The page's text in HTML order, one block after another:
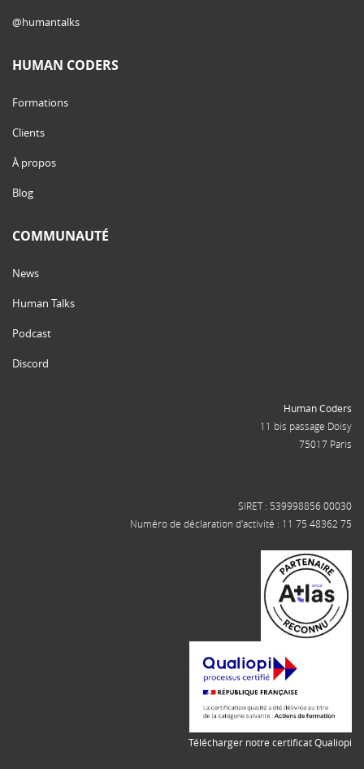
@humantalks
HUMAN CODERS
Formations
Clients
À propos
Blog
COMMUNAUTÉ
News
Human Talks
Podcast
Discord
Human Coders
11 bis passage Doisy
75017 Paris
SIRET : 539998856 00030
Numéro de déclaration d'activité : 11 75 48362 75
Télécharger notre certificat Qualiopi